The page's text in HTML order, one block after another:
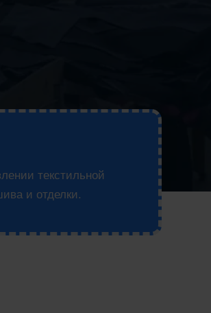
текстильной
и отделки.